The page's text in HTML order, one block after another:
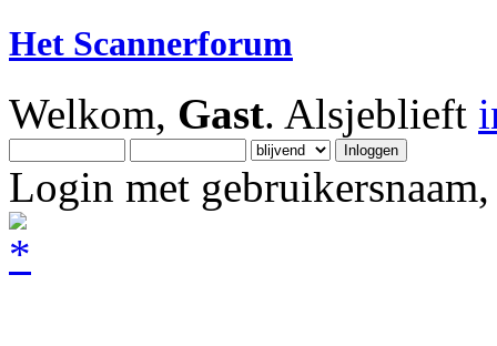
Het Scannerforum
Welkom, Gast. Alsjeblieft
Login met